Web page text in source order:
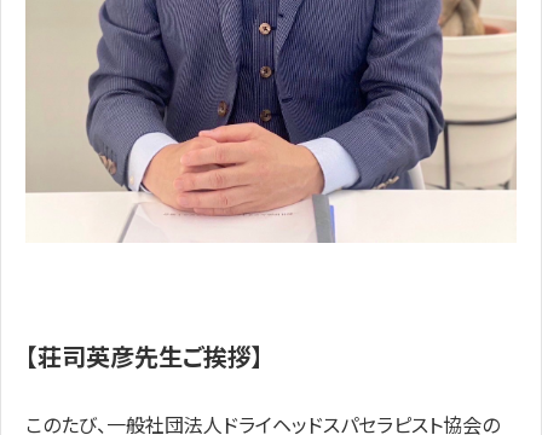
【荘司英彦先生ご挨拶】
このたび、一般社団法人ドライヘッドスパセラピスト協会の